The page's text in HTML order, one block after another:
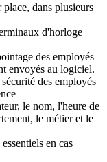
dans plusieurs
d'horloge
des employés
envoyés au logiciel.
des employés
le nom, l'heure de
le métier et le
en cas